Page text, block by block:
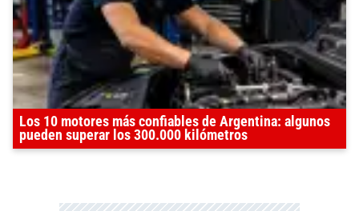
Los 10 motores más confiables de Argentina: algunos
pueden superar los 300.000 kilómetros